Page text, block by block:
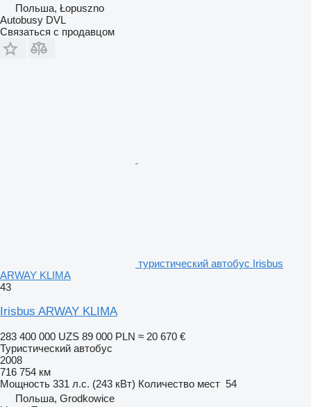
Польша, Łopuszno
Autobusy DVL
Связаться с продавцом
туристический автобус Irisbus
ARWAY KLIMA
43
Irisbus ARWAY KLIMA
283 400 000 UZS 89 000 PLN ≈ 20 670 €
Туристический автобус
2008
716 754 км
Мощность 331 л.с. (243 кВт) Количество мест 54
Польша, Grodkowice